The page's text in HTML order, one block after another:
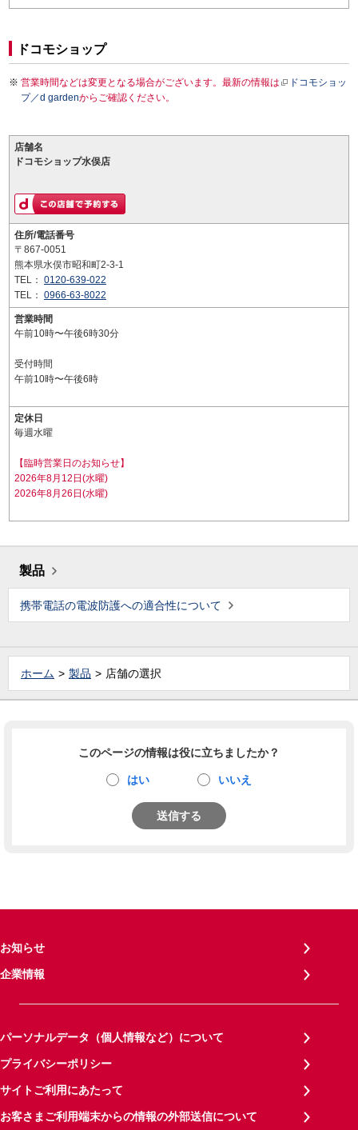
ドコモショップ
営業時間などは変更となる場合がございます。最新の情報は
ドコモショッ
プ／d gardenからご確認ください。
店舗名
ドコモショップ水俣店
住所/電話番号
〒867-0051
熊本県水俣市昭和町2-3-1
TEL： 0120-639-022
TEL： 0966-63-8022
営業時間
午前10時〜午後6時30分
受付時間
午前10時〜午後6時
定休日
毎週水曜
【臨時営業日のお知らせ】
2026年8月12日(水曜)
2026年8月26日(水曜)
製品
携帯電話の電波防護への適合性について
ホーム 製品 店舗の選択
このページの情報は役に立ちましたか？
はい いいえ
送信する
お知らせ
企業情報
パーソナルデータ（個人情報など）について
プライバシーポリシー
サイトご利用にあたって
お客さまご利用端末からの情報の外部送信について